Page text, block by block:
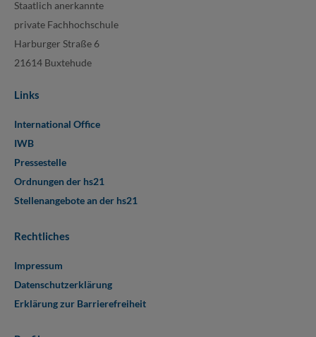
Staatlich anerkannte
private Fachhochschule
Harburger Straße 6
21614 Buxtehude
Links
International Office
IWB
Pressestelle
Ordnungen der hs21
Stellenangebote an der hs21
Rechtliches
Impressum
Datenschutzerklärung
Erklärung zur Barrierefreiheit